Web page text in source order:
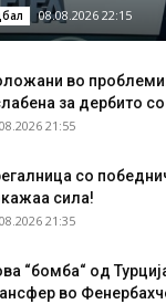
08.08.2026 22:15
во
за дербито
21:55
со
сила!
21:35
“бомба“ од
во